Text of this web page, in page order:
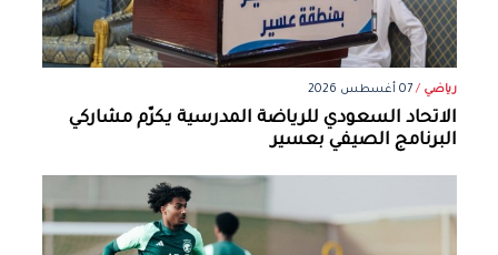
رياضي /07 أغسطس 2026
الاتحاد السعودي للرياضة المدرسية يكرّم مشاركي
البرنامج الصيفي بعسير